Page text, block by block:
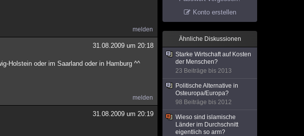
melden
31.08.2009 um 20:18
Holstein oder im Saarland oder in Hamburg ^^
melden
31.08.2009 um 20:19
Konto erstellen
Ähnliche Diskussionen
Starke Wirtschaft auf Kosten
der Menschen?
23 Beiträge bis 2013
Politische Alternative in
Osteuropa/Europa?
98 Beiträge bis 2012
Wieso sind islamische
Länder im Durchschnitt
eigentlich so arm?